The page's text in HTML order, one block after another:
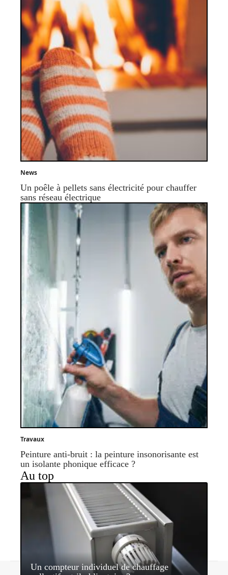
News
Un poêle à pellets sans électricité pour chauffer
sans réseau électrique
Travaux
Peinture anti-bruit : la peinture insonorisante est
un isolante phonique efficace ?
Au top
Un compteur individuel de chauffage